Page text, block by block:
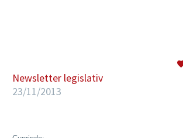
Newsletter legislativ
23/11/2013